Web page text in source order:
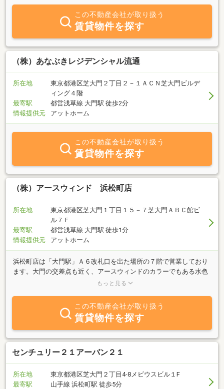
この不動産会社が取り扱う
賃貸物件を探す
（株）あなぶきレジデンシャル流通
所在地
東京都港区芝大門２丁目２－１ＡＣＮ芝大門ビルデ
ィング４階
最寄駅
都営浅草線 大門駅 徒歩2分
情報提供元
アットホーム
この不動産会社が取り扱う
賃貸物件を探す
（株）アースウィンド 浜松町店
所在地
東京都港区芝大門１丁目１５－７芝大門ＡＢＣ館ビ
ル７Ｆ
最寄駅
都営浅草線 大門駅 徒歩1分
情報提供元
アットホーム
浜松町店は「大門駅」Ａ６改札口を出た場所の７階で営業しており
ます。大門の交差点も近く、アースウィンドのカラーでもある水色
の看板が目印です。町域の大部分は浜松町駅・大門駅を中心とした
ることや、汐留エリアが近いことで人気上昇中のエリアです。弊社
は、オフィス賃貸を中心に地域密着で「すべてはオーナー様、お客
様の為に」をスローガンに日々、街を回っております。ご移転、新
規設立、空室改善、何でも結構です。不動産のことでお困りのこと
がございましたらアースウィンドの浜松町店までお申し付けくださ
い。メンバー一同、心よりご来店お待ちしております。
もっと見る
この不動産会社が取り扱う
賃貸物件を探す
センチュリー２１アーバン２１
所在地
東京都港区芝大門２丁目4-8メビウスビル１F
最寄駅
山手線 浜松町駅 徒歩5分